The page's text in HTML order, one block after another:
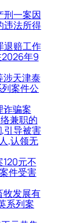
刑一案因
违法所得
退赔工作
2026年9
涉天津泰
案件公
诈骗案
兼职的
引导被害
,认领无
元不
件受害
牧发展有
系列案